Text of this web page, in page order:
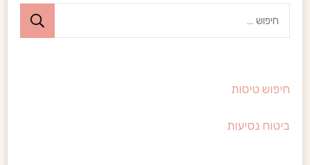
v
g
a
ש
חיפוש טיסות
ביטוח נסיעות